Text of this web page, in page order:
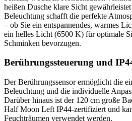
heißen Dusche klare Sicht
Beleuchtung schafft die perfekte
– ob Sie ein entspannendes, warmes
ein helles Licht (6500 K) für optimale
Schminken bevorzugen.
Berührungssteuerung und
Der Berührungssensor ermöglicht die
Beleuchtung und die individuelle
Darüber hinaus ist der 120 cm große
Half Moon Left IP44-zertifiziert und
Feuchträumen verwendet werden.